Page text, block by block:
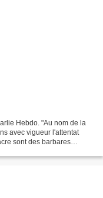
Hebdo. "Au nom de la
avec vigueur l'attentat
sont des barbares